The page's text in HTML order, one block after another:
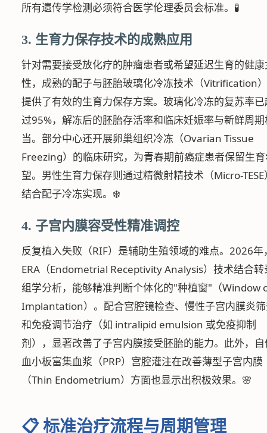
所有遗传学检测必须符合医学伦理委员会标准。🧪
3. 生育力保存技术的成熟应用
针对需要接受放化疗的肿瘤患者或希望延迟生育的健
性，成熟的配子与胚胎玻璃化冷冻技术（Vitrification）
提供了有效的生育力保存方案。玻璃化冷冻的复苏率
过95%，解冻后的胚胎存活率和临床妊娠率与新鲜周
当。部分中心还开展卵巢组织冷冻（Ovarian Tissue
Freezing）的临床研究，为青春期前癌症患者保留生
望。男性生育力保存则通过精微射精技术（Micro-TESE
结合配子冷冻实现。❄️
4. 子宫内膜容受性精准调控
反复植入失败（RIF）是辅助生殖领域的难点。2026年
ERA（Endometrial Receptivity Analysis）技术结合转
组学分析，能够精准判断个体化的"种植窗"（Window
Implantation）。配合宫腔镜检查、慢性子宫内膜炎
和免疫调节治疗（如 intralipid emulsion 或免疫抑制
剂），显著改善了子宫内膜接受胚胎的能力。此外，
血小板富集血浆（PRP）宫腔灌注在改善薄型子宫内膜
（Thin Endometrium）方面也显示出积极效果。🌸
📋 标准治疗流程与周期管理